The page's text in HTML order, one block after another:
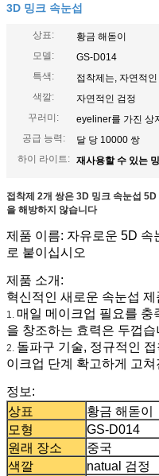
3D 밍크 속눈섭
상표:
황금 해돋이
모델:
GS-D014
특색:
접착제는, 자연적
색깔:
자연적인 검정
꾸러미:
eyeliner를 가진 상
공급 능력:
달 당 10000 쌍
하이 라이트:
재사용할 수 있는
접착제 2개 쌍은 3D 밍크 속눈섭
을 해방하지 않습니다
제품 이름: 자유로운 5D 속
로 붙이십시오
제품 소개:
혁신적인 새로운 속눈섭 제
1. 매일 메이크업 필요를 충
을 창조하는 효력은 두껍
2. 돌파구 기술, 정규적인
이크업 단계 확고하게 고
정보:
상표
황금 해돋이
모형
GS-D014
원래 장소
중국
색깔
natual 검정